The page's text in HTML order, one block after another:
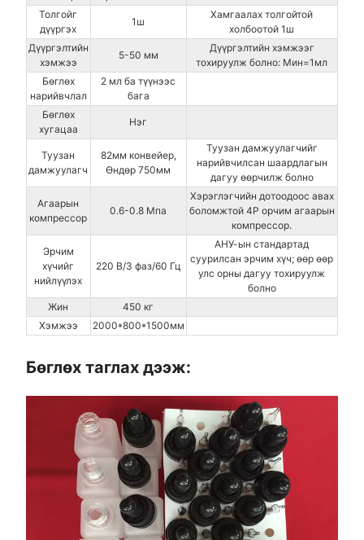
Толгойг
дүүргэх
1ш
Хамгаалах толгойтой
холбоотой 1ш
Дүүргэлтийн
хэмжээ
5-50 мм
Дүүргэлтийн хэмжээг
тохируулж болно: Мин=1мл
Бөглөх
нарийвчлал
2 мл ба түүнээс
бага
Бөглөх
хугацаа
Нэг
Туузан
дамжуулагч
82мм конвейер,
Өндөр 750мм
Туузан дамжуулагчийг
нарийвчилсан шаардлагын
дагуу өөрчилж болно
Агаарын
компрессор
0.6-0.8 Мпа
Хэрэглэгчийн дотоодоос авах
боломжтой 4P орчим агаарын
компрессор.
Эрчим
хүчийг
нийлүүлэх
220 В/3 фаз/60 Гц
АНУ-ын стандартад
суурилсан эрчим хүч; өөр өөр
улс орны дагуу тохируулж
болно
Жин
450 кг
Хэмжээ
2000*800*1500мм
Бөглөх таглах дээж: